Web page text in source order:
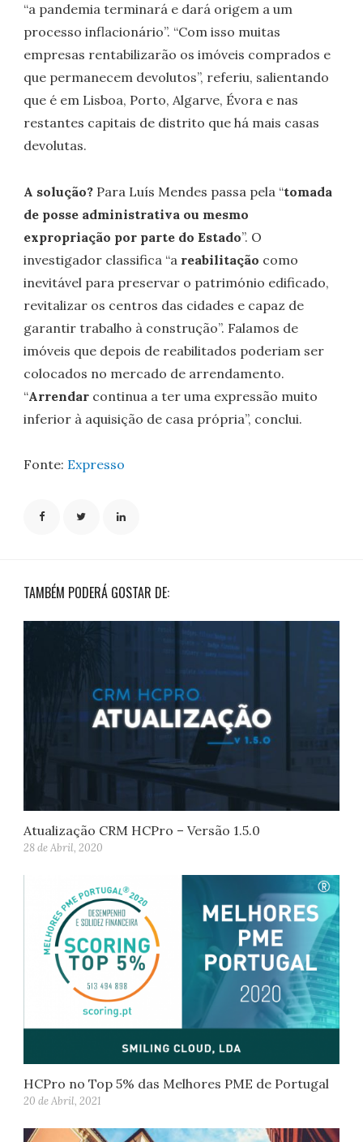
“a pandemia terminará e dará origem a um
processo inflacionário”. “Com isso muitas
empresas rentabilizarão os imóveis comprados e
que permanecem devolutos”, referiu, salientando
que é em Lisboa, Porto, Algarve, Évora e nas
restantes capitais de distrito que há mais casas
devolutas.
A solução? Para Luís Mendes passa pela “tomada
de posse administrativa ou mesmo
expropriação por parte do Estado”. O
investigador classifica “a reabilitação como
inevitável para preservar o património edificado,
revitalizar os centros das cidades e capaz de
garantir trabalho à construção”. Falamos de
imóveis que depois de reabilitados poderiam ser
colocados no mercado de arrendamento.
“Arrendar continua a ter uma expressão muito
inferior à aquisição de casa própria”, conclui.
Fonte: Expresso
TAMBÉM PODERÁ GOSTAR DE:
Atualização CRM HCPro – Versão 1.5.0
28 de Abril, 2020
HCPro no Top 5% das Melhores PME de Portugal
20 de Abril, 2021